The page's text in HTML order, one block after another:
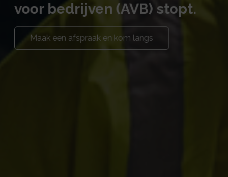
voor bedrijven (AVB) stopt.
Maak een afspraak en kom langs